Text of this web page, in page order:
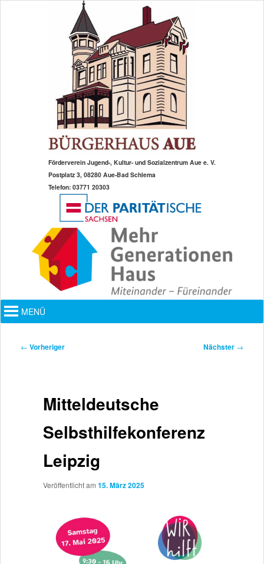
Förderverein Jugend-, Kultur- und Sozialzentrum Aue e. V.
Postplatz 3, 08280 Aue-Bad Schlema
Telefon: 03771 20303
Hauptmenü
MENÜ
Beitragsnavigation
← Vorheriger Nächster →
Mitteldeutsche
Selbsthilfekonferenz
Leipzig
Veröffentlicht am 15. März 2025